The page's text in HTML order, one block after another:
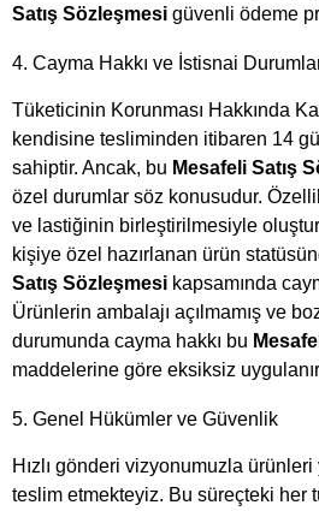
Satış Sözleşmesi güvenli ödeme
4. Cayma Hakkı ve İstisnai
Tüketicinin Korunması Hakkında
kendisine tesliminden itibaren 14
sahiptir. Ancak, bu Mesafeli Satış
özel durumlar söz konusudur.
ve lastiğinin birleştirilmesiyle
kişiye özel hazırlanan ürün
Satış Sözleşmesi kapsamında
Ürünlerin ambalajı açılmamış ve
durumunda cayma hakkı bu
maddelerine göre eksiksiz
5. Genel Hükümler ve Güvenlik
Hızlı gönderi vizyonumuzla
teslim etmekteyiz. Bu süreçteki her